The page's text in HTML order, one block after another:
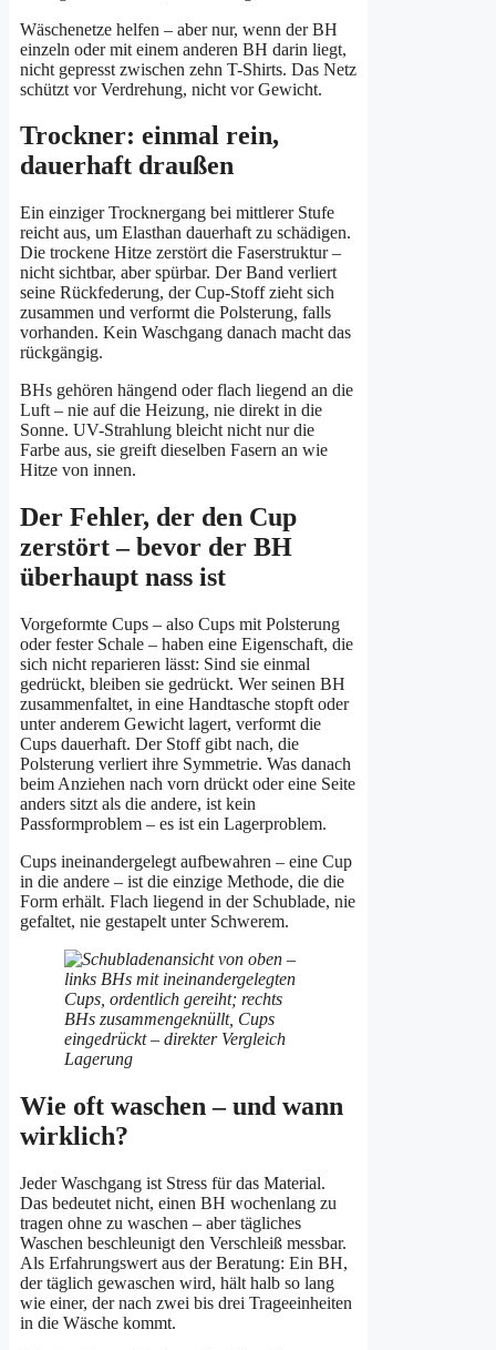
Wäschenetze helfen – aber nur, wenn der BH
einzeln oder mit einem anderen BH darin liegt,
nicht gepresst zwischen zehn T-Shirts. Das Netz
schützt vor Verdrehung, nicht vor Gewicht.
Trockner: einmal rein,
dauerhaft draußen
Ein einziger Trocknergang bei mittlerer Stufe
reicht aus, um Elasthan dauerhaft zu schädigen.
Die trockene Hitze zerstört die Faserstruktur –
nicht sichtbar, aber spürbar. Der Band verliert
seine Rückfederung, der Cup-Stoff zieht sich
zusammen und verformt die Polsterung, falls
vorhanden. Kein Waschgang danach macht das
rückgängig.
BHs gehören hängend oder flach liegend an die
Luft – nie auf die Heizung, nie direkt in die
Sonne. UV-Strahlung bleicht nicht nur die
Farbe aus, sie greift dieselben Fasern an wie
Hitze von innen.
Der Fehler, der den Cup
zerstört – bevor der BH
überhaupt nass ist
Vorgeformte Cups – also Cups mit Polsterung
oder fester Schale – haben eine Eigenschaft, die
sich nicht reparieren lässt: Sind sie einmal
gedrückt, bleiben sie gedrückt. Wer seinen BH
zusammenfaltet, in eine Handtasche stopft oder
unter anderem Gewicht lagert, verformt die
Cups dauerhaft. Der Stoff gibt nach, die
Polsterung verliert ihre Symmetrie. Was danach
beim Anziehen nach vorn drückt oder eine Seite
anders sitzt als die andere, ist kein
Passformproblem – es ist ein Lagerproblem.
Cups ineinandergelegt aufbewahren – eine Cup
in die andere – ist die einzige Methode, die die
Form erhält. Flach liegend in der Schublade, nie
gefaltet, nie gestapelt unter Schwerem.
Wie oft waschen – und wann
wirklich?
Jeder Waschgang ist Stress für das Material.
Das bedeutet nicht, einen BH wochenlang zu
tragen ohne zu waschen – aber tägliches
Waschen beschleunigt den Verschleiß messbar.
Als Erfahrungswert aus der Beratung: Ein BH,
der täglich gewaschen wird, hält halb so lang
wie einer, der nach zwei bis drei Trageeinheiten
in die Wäsche kommt.